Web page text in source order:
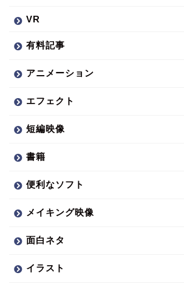
VR
有料記事
アニメーション
エフェクト
短編映像
書籍
便利なソフト
メイキング映像
面白ネタ
イラスト